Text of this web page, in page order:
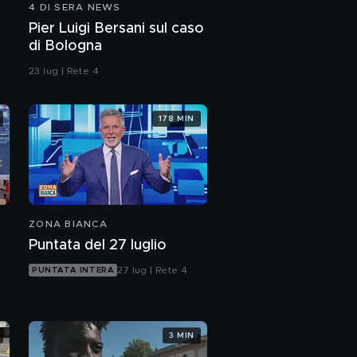
Coronavirus, medici e
Fontana e Giovanni
Toti
La burocrazia blocca le
mascherine
Come è nato
Presidente della Liguria
di Colap: "Il post
emergenza è ora"
4 DI SERA NEWS
Pier Luigi Bersani sul caso
di Bologna
23 lug | Rete 4
ZONA BIANCA
Puntata del 27 luglio
PUNTATA INTERA 27 lug | Rete 4
178 MIN
3 MIN